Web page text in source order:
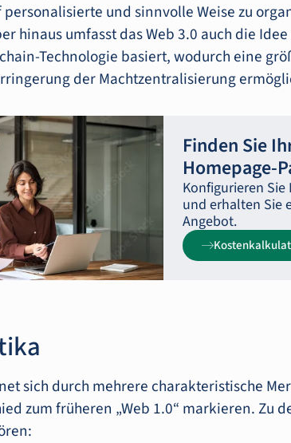
und sinnvolle Weise zu
hinaus umfasst das Web 3.0 auch die
Technologie basiert, wodurch eine
der Machtzentralisierung
Finden Sie
Homepage-
Konfigurieren
und erhalten Sie
Angebot.
sich durch mehrere charakteristische
zum früheren „Web 1.0“ markieren. Zu